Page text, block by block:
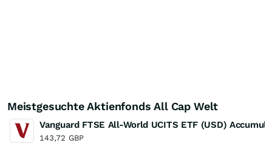
Meistgesuchte Aktienfonds All Cap Welt
Vanguard FTSE All-World UCITS ETF (USD)
143,72 GBP